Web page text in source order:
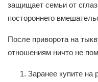
защищает семьи от
постороннего
После приворота на
отношениям ничто не
Заранее купите